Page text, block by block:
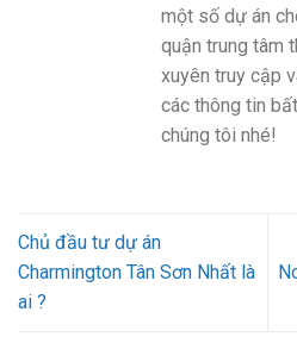
một số dự án
quận trung tâm
xuyên truy cập
các thông tin
chúng tôi nhé!
Chủ đầu tư dự án
Charmington Tân Sơn Nhất là
ai ?